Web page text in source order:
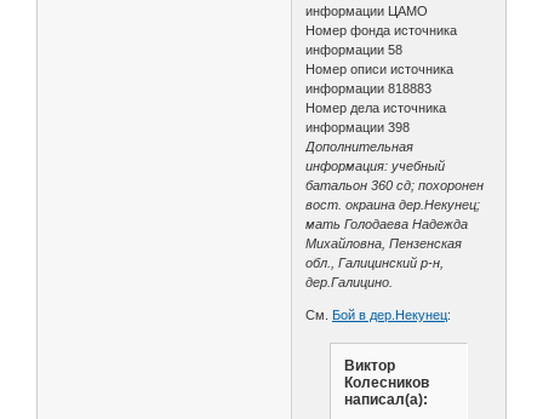
информации ЦАМО
Номер фонда источника
информации 58
Номер описи источника
информации 818883
Номер дела источника
информации 398
Дополнительная
информация: учебный
батальон 360 сд; похоронен
вост. окраина дер.Некунец;
мать Голодаева Надежда
Михайловна, Пензенская
обл., Галицинский р-н,
дер.Галицино.
См. Бой в дер.Некунец:
Виктор
Колесников
написал(а):